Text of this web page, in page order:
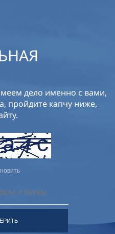
дело именно с вами,
пройдите капчу ниже,